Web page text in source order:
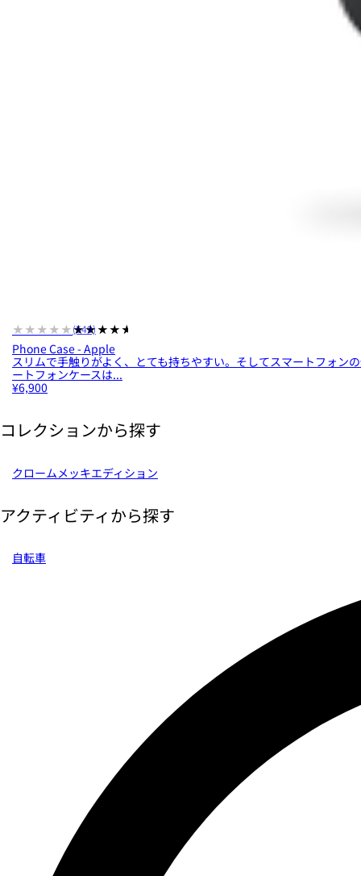
★★★★★★★★★★
(549)
Phone Case - Apple
スリムで手触りがよく、とても持ちやすい。そしてスマートフォ
ートフォンケースは...
¥6,900
コレクションから探す
クロームメッキエディション
アクティビティから探す
自転車